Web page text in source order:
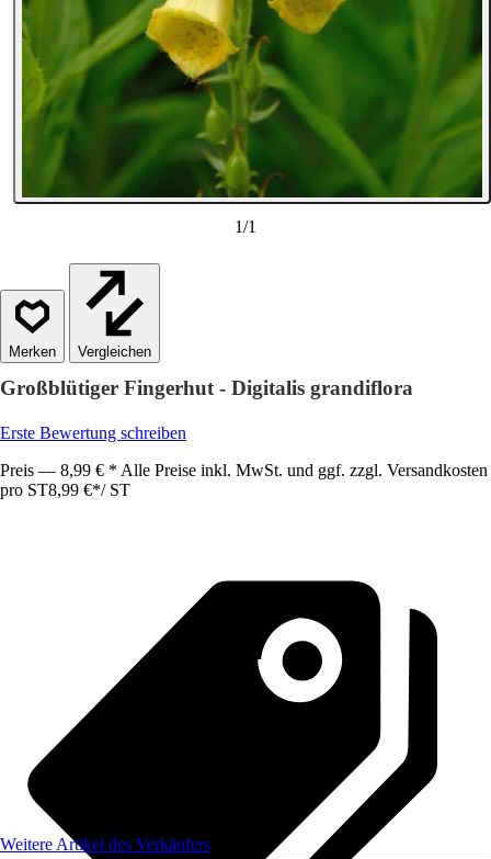
1/1
Vergleichen
Großblütiger Fingerhut - Digitalis grandiflora
Erste Bewertung schreiben
Preis — 8,99 € * Alle Preise inkl. MwSt. und ggf. zzgl. Versandkosten
pro ST8,99 €*/ ST
Weitere Artikel des Verkäufers